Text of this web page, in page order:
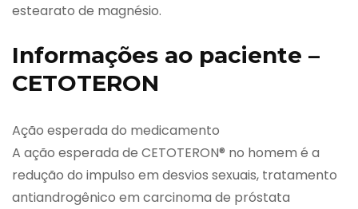
estearato de magnésio.
Informações ao paciente –
CETOTERON
Ação esperada do medicamento
A ação esperada de CETOTERON® no homem é a
redução do impulso em desvios sexuais, tratamento
antiandrogênico em carcinoma de próstata